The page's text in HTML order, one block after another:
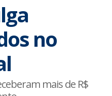
no
mais de R$